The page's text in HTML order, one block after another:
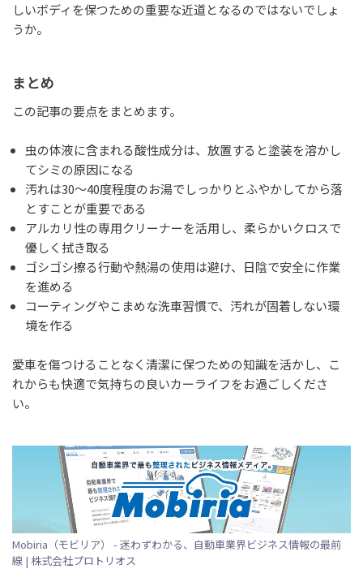
しいボディを保つための重要な近道となるのではないでしょ
うか。
まとめ
この記事の要点をまとめます。
虫の体液に含まれる酸性成分は、放置すると塗装を溶かし
てシミの原因になる
汚れは30〜40度程度のお湯でしっかりとふやかしてから落
とすことが重要である
アルカリ性の専用クリーナーを活用し、柔らかいクロスで
優しく拭き取る
ゴシゴシ擦る行動や熱湯の使用は避け、日陰で安全に作業
を進める
コーティングやこまめな洗車習慣で、汚れが固着しない環
境を作る
愛車を傷つけることなく清潔に保つための知識を活かし、こ
れからも快適で気持ちの良いカーライフをお過ごしくださ
い。
Mobiria（モビリア） - 迷わずわかる、自動車業界ビジネス情報の最前
線 | 株式会社プロトリオス